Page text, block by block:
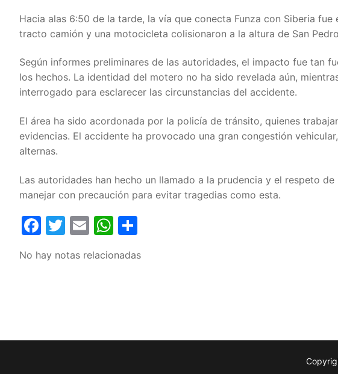
Hacia alas 6:50 de la tarde, la vía que conecta Funza con Siberia
tracto camión y una motocicleta colisionaron a la altura de San
Según informes preliminares de las autoridades, el impacto fue tan
los hechos. La identidad del motero no ha sido revelada aún,
interrogado para esclarecer las circunstancias del accidente.
El área ha sido acordonada por la policía de tránsito, quienes
evidencias. El accidente ha provocado una gran congestión
alternas.
Las autoridades han hecho un llamado a la prudencia y el respeto
manejar con precaución para evitar tragedias como esta.
Facebook
Twitter
EmailWhatsApp
No hay notas relacionadas